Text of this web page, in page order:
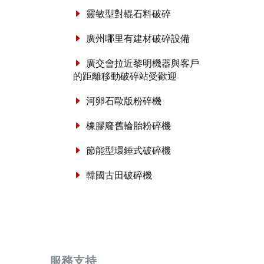
靈敏型對輥石料破碎
廣州哪里有建材破碎設備
廣交會拉近黎明機器與客戶
的距離移動破碎站受歡迎
河卵石歐版粉碎機
橡膠廢舊輪胎粉碎機
節能型環錘式破碎機
韓國古田破碎機
服務支持